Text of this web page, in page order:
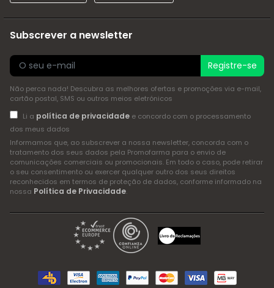
Subscrever a newsletter
Registre-se
Não perca nada! Descubra as melhores ofertas e promoções via e-mail,
cartão postal, SMS ou outros meios eletrónicos
Li a política de privacidadee concordo com o processamento
dos meus dados
Informamos que, ao subscrever a nossa newsletter, concorda com o
tratamento dos seus dados pela Promofarma para o envio de
comunicações comerciais ou promocionais. Em todo o caso, pode retirar
o seu consentimento ou exercer qualquer outro dos seus direitos
reconhecidos em termos de proteção de dados, conforme informado na
nossa Política de Privacidade.